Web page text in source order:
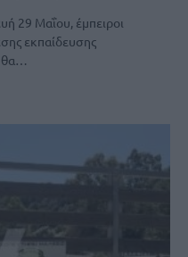
29 Μαΐου, έμπειροι
εκπαίδευσης
θα…